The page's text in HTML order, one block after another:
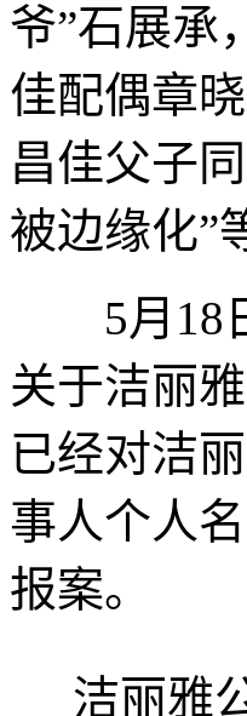
爷”石展承
佳配偶章
昌佳父子
被边缘化”
5月18日
关于洁丽
已经对洁
事人个人
报案。
洁丽雅